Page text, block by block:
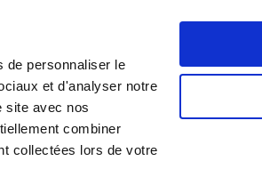
de personnaliser le
et d'analyser notre
site avec nos
combiner
collectées lors de votre